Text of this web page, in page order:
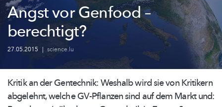
Angst vor Genfood –
berechtigt?
27.05.2015 | science.lu
Kritik an der Gentechnik: Weshalb wird sie von Kritikern
abgelehnt, welche GV-Pflanzen sind auf dem Markt und: